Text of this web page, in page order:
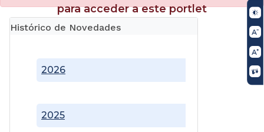
para acceder a este portlet
Histórico de Novedades
2025
2026